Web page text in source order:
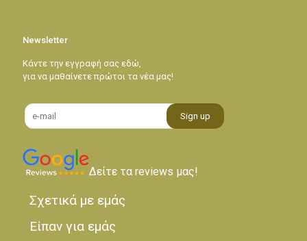
Newsletter
Κάντε την εγγραφή σας εδώ,
για να μαθαίνετε πρώτοι τα νέα μας!
Δείτε τα reviews μας!
Σχετικά με εμάς
Είπαν για εμάς